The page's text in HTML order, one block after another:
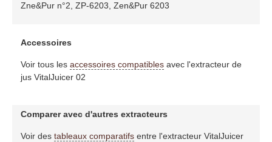
Zne&Pur n°2, ZP-6203, Zen&Pur 6203
Accessoires
Voir tous les accessoires compatiblesavec l'extracteur de
jus VitalJuicer 02
Comparer avec d'autres extracteurs
Voir des tableaux comparatifsentre l'extracteur VitalJuicer